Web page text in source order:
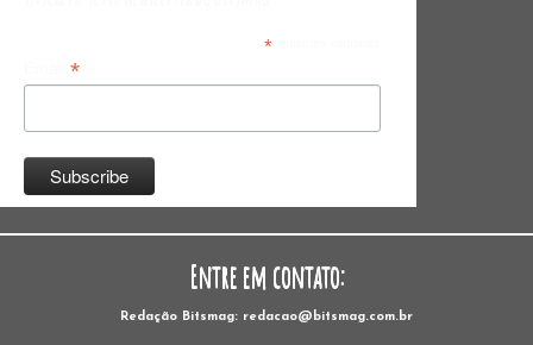
*indicates required
*
Entre em contato:
Redação Bitsmag: redacao@bitsmag.com.br